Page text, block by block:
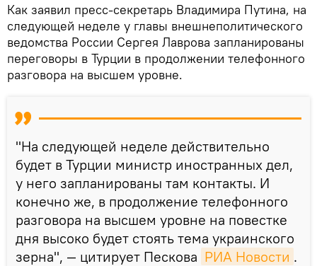
Как заявил пресс-секретарь Владимира Путина, на
следующей неделе у главы внешнеполитического
ведомства России Сергея Лаврова запланированы
переговоры в Турции в продолжении телефонного
разговора на высшем уровне.
"На следующей неделе действительно
будет в Турции министр иностранных дел,
у него запланированы там контакты. И
конечно же, в продолжение телефонного
разговора на высшем уровне на повестке
дня высоко будет стоять тема украинского
зерна", — цитирует Пескова РИА Новости .